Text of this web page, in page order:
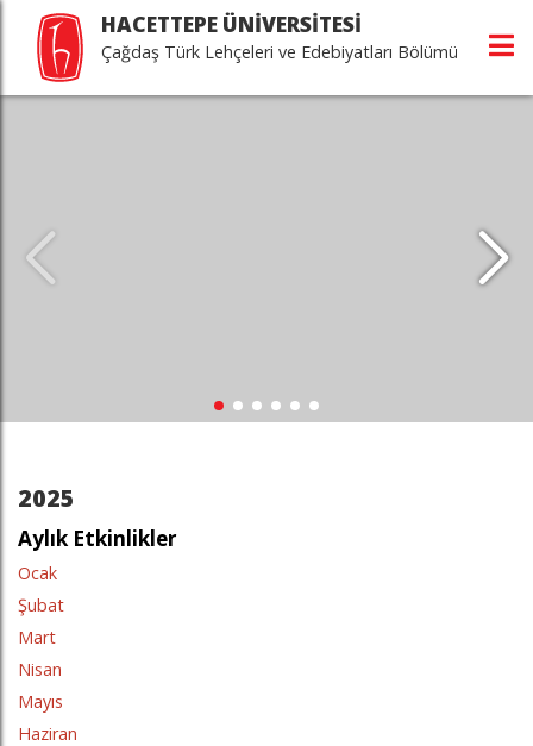
HACETTEPE ÜNİVERSİTESİ
Çağdaş Türk Lehçeleri ve Edebiyatları Bölümü
2025
Aylık Etkinlikler
Ocak
Şubat
Mart
Nisan
Mayıs
Haziran